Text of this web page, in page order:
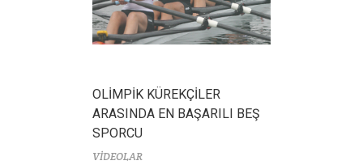
OLİMPİK KÜREKÇİLER
ARASINDA EN BAŞARILI BEŞ
SPORCU
VİDEOLAR